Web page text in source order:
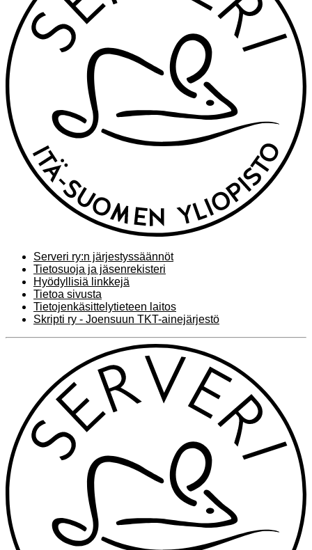
Serveri ry:n järjestyssäännöt
Tietosuoja ja jäsenrekisteri
Hyödyllisiä linkkejä
Tietoa sivusta
Tietojenkäsittelytieteen laitos
Skripti ry - Joensuun TKT-ainejärjestö